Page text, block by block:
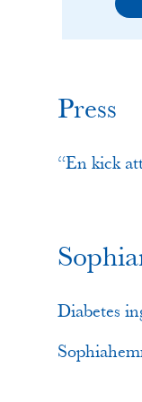
Press
“En kick
Diabetes